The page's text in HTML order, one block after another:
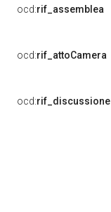
ocd:rif_assemblea
ocd:rif_attoCamera
ocd:rif_discussione